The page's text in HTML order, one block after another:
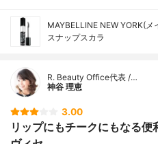
MAYBELLINE NEW YORK(
スナップスカラ
R. Beauty Office代表 /…
神谷 理恵
3.00
リップにもチークにもなる